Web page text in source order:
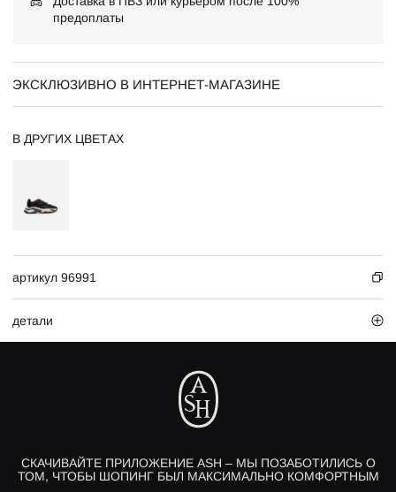
предоплаты
ЭКСКЛЮЗИВНО В ИНТЕРНЕТ-МАГАЗИНЕ
В ДРУГИХ ЦВЕТАХ
артикул 96991
детали
СКАЧИВАЙТЕ ПРИЛОЖЕНИЕ ASH – МЫ ПОЗАБОТИЛИСЬ О
ТОМ, ЧТОБЫ ШОПИНГ БЫЛ МАКСИМАЛЬНО КОМФОРТНЫМ